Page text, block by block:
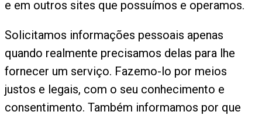
e em outros sites que possuímos e operamos.
Solicitamos informações pessoais apenas
quando realmente precisamos delas para lhe
fornecer um serviço. Fazemo-lo por meios
justos e legais, com o seu conhecimento e
consentimento. Também informamos por que